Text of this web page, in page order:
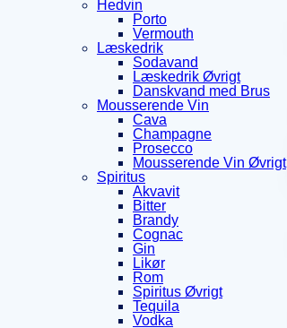
Hedvin
Porto
Vermouth
Læskedrik
Sodavand
Læskedrik Øvrigt
Danskvand med Brus
Mousserende Vin
Cava
Champagne
Prosecco
Mousserende Vin Øvrigt
Spiritus
Akvavit
Bitter
Brandy
Cognac
Gin
Likør
Rom
Spiritus Øvrigt
Tequila
Vodka